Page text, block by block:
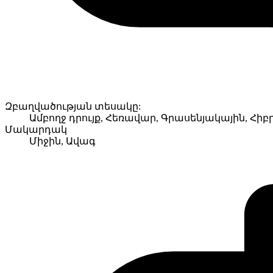
Զբաղվածության տեսակը:
Ամբողջ դրույք, Հեռավար, Գրասենյակային,
Մակարդակ
Միջին, Ավագ